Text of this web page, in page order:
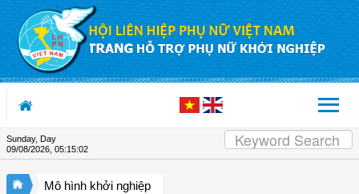
Skip to Content
Sunday, Day
09/08/2026 05:15:02
Mô hình khởi nghiệp